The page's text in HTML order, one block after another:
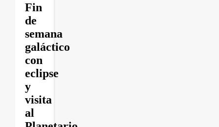
Fin
de
semana
galáctico
con
eclipse
y
visita
al